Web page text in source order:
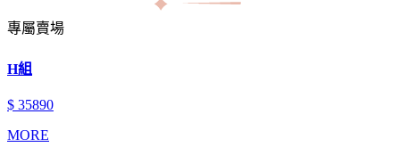
專屬賣場
H組
$ 35890
MORE